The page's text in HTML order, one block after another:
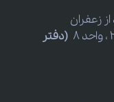
زعفران
(دفتر